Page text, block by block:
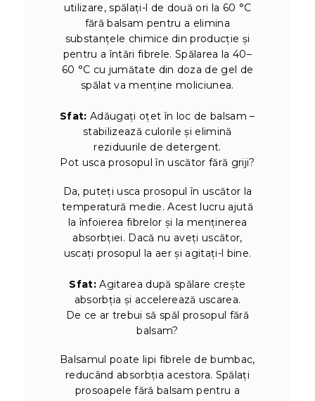
utilizare, spălați-l de două ori la 60 °C
fără balsam pentru a elimina
substanțele chimice din producție și
pentru a întări fibrele. Spălarea la 40–
60 °C cu jumătate din doza de gel de
spălat va menține moliciunea.
Sfat: Adăugați oțet în loc de balsam –
stabilizează culorile și elimină
reziduurile de detergent.
Pot usca prosopul în uscător fără griji?
Da, puteți usca prosopul în uscător la
temperatură medie. Acest lucru ajută
la înfoierea fibrelor și la menținerea
absorbției. Dacă nu aveți uscător,
uscați prosopul la aer și agitați-l bine.
Sfat: Agitarea după spălare crește
absorbția și accelerează uscarea.
De ce ar trebui să spăl prosopul fără
balsam?
Balsamul poate lipi fibrele de bumbac,
reducând absorbția acestora. Spălați
prosoapele fără balsam pentru a